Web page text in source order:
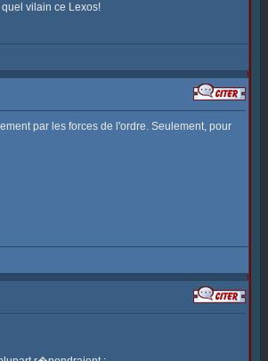
vilain ce Lexos!
par les forces de l'ordre. Seulement, pour